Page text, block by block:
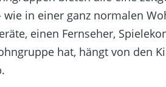
in einer ganz normalen
einen Fernseher,
hat, hängt von den